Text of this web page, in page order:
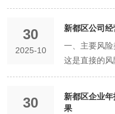
步，公司即
后还需完成
到等后续事宜
这份时间线
高，真正的变
度和决策效率
分配： 约定
料通用要求
实、准确，
度： 上传的
填写的信息
及登记事项
转让给其他
等于名称受
商核名仅在
不重复。若
品牌保护，
册商标。 总
宅可以用作
不可以。 普
用于注册公
为严格的“住
物内其他业
或街道办事处
极少数，如
经营许可证
此类，如“餐
生成“双告知
司： 企业所
所得税（基本
优惠）。 个
股东时，股
人所得税。
业： 不缴纳
比分析 虽然
红利方向与园
优势与个性侧
业、高新技
健股权架构
是：在维护
的有效分离
绝对控股型
妻店中，一
另一方持股
保证了核心创
明，同意该地
无投资关系：
应存在投资关
式。 优势：
权证明的地
（如普通住宅
录”，影响企
标、贷款等
使用真实、
房。 租赁地
复印件和租赁
30
2025-10
新都区公司
一、主要风险
这是直接的
照上未记载
营”。市场监
所得，并处以
30
新都区企业
果​